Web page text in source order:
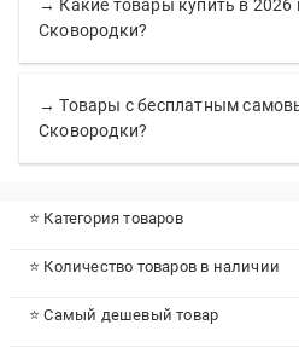
→ Какие товары купить в 2026
Сковородки?
→ Товары с бесплатным
Сковородки?
⭐ Категория товаров
⭐ Количество товаров в наличии
⭐ Самый дешевый товар